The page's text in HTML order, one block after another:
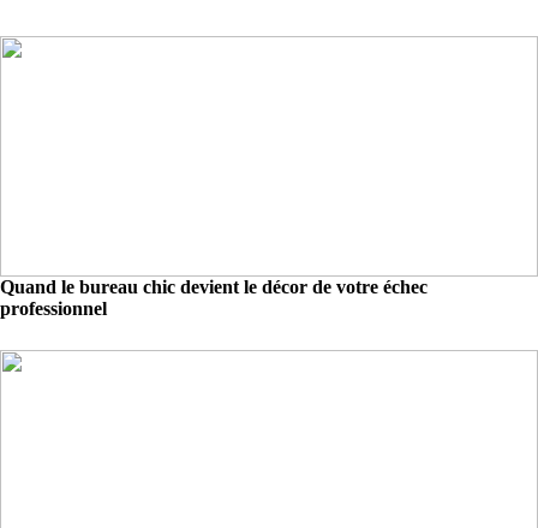
Quand le bureau chic devient le décor de votre échec
professionnel